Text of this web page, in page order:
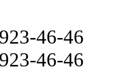
46-46
46-46